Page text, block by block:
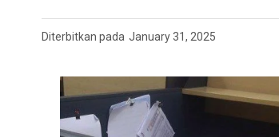
Diterbitkan pada January 31, 2025